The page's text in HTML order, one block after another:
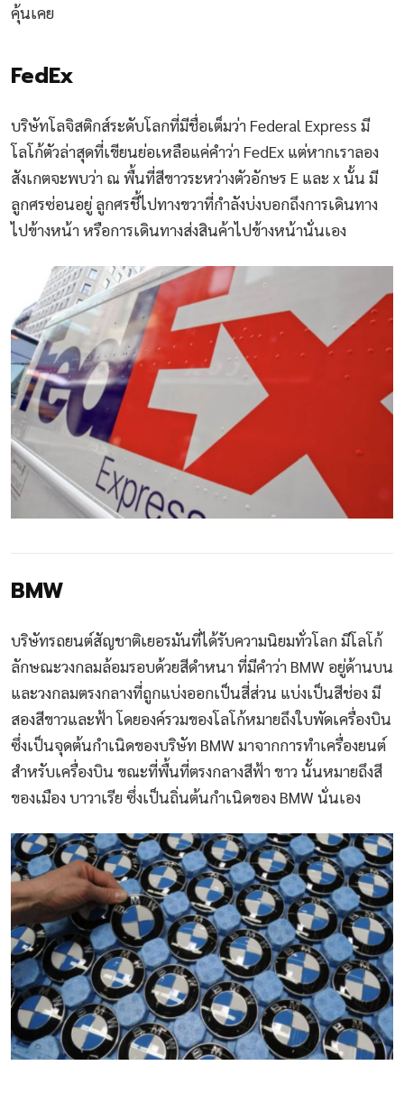
คุ้นเคย
FedEx
บริษัทโลจิสติกส์ระดับโลกที่มีชื่อเต็มว่า Federal Express มี
โลโก้ตัวล่าสุดที่เขียนย่อเหลือแค่คำว่า FedEx แต่หากเราลอง
สังเกตจะพบว่า ณ พื้นที่สีขาวระหว่างตัวอักษร E และ x นั้น มี
ลูกศรซ่อนอยู่ ลูกศรชี้ไปทางขวาที่กำลังบ่งบอกถึงการเดินทาง
ไปข้างหน้า หรือการเดินทางส่งสินค้าไปข้างหน้านั่นเอง
BMW
บริษัทรถยนต์สัญชาติเยอรมันที่ได้รับความนิยมทั่วโลก มีโลโก้
ลักษณะวงกลมล้อมรอบด้วยสีดำหนา ที่มีคำว่า BMW อยู่ด้านบน
และวงกลมตรงกลางที่ถูกแบ่งออกเป็นสี่ส่วน แบ่งเป็นสีช่อง มี
สองสีขาวและฟ้า โดยองค์รวมของโลโก้หมายถึงใบพัดเครื่องบิน
ซึ่งเป็นจุดต้นกำเนิดของบริษัท BMW มาจากการทำเครื่องยนต์
สำหรับเครื่องบิน ขณะที่พื้นที่ตรงกลางสีฟ้า ขาว นั้นหมายถึงสี
ของเมือง บาวาเรีย ซึ่งเป็นถิ่นต้นกำเนิดของ BMW นั่นเอง